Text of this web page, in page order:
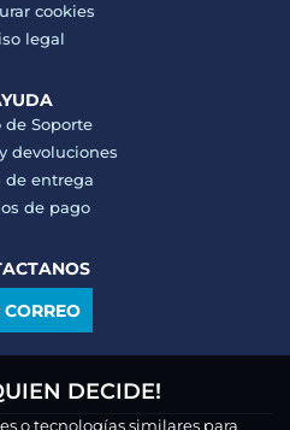
cookies
legal
de Soporte
devoluciones
de entrega
de pago
CORREO
DECIDE!
o tecnologías similares para